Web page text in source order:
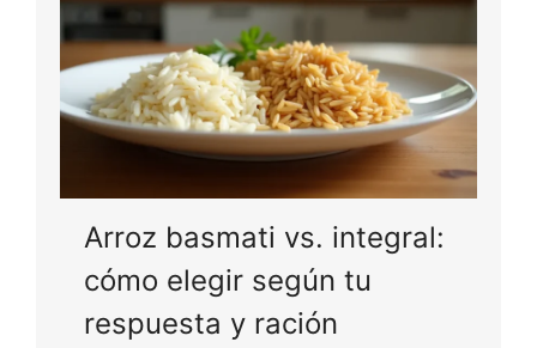
Arroz basmati vs. integral:
cómo elegir según tu
respuesta y ración